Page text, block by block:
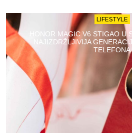
LIFESTYLE
HONOR MAGIC V6 STIGAO U
NAJIZDRŽLJIVIJA
TELEFONA